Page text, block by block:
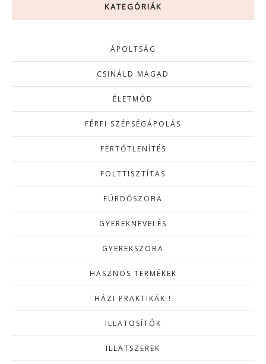
KATEGÓRIÁK
ÁPOLTSÁG
CSINÁLD MAGAD
ÉLETMÓD
FÉRFI SZÉPSÉGÁPOLÁS
FERTŐTLENÍTÉS
FOLTTISZTÍTAS
FÜRDŐSZOBA
GYEREKNEVELÉS
GYEREKSZOBA
HASZNOS TERMÉKEK
HÁZI PRAKTIKÁK !
ILLATOSÍTÓK
ILLATSZEREK